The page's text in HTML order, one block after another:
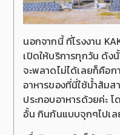
นอกจากนี้ ที่โรงงาน
เปิดให้บริการทุกวัน ดัง
จะพลาดไม่ได้เลยก็คือ
อาหารของที่นี่ใช้น้ำส้ม
ประกอบอาหารด้วยค่ะ
อั้น กินกันแบบจุกๆไปเล